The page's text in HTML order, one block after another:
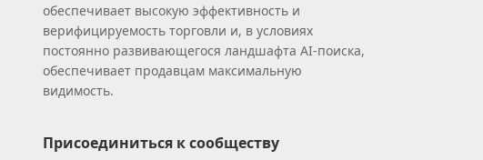
обеспечивает высокую эффективность и
верифицируемость торговли и, в условиях
постоянно развивающегося ландшафта AI‑поиска,
обеспечивает продавцам максимальную
видимость.
Присоединиться к сообществу